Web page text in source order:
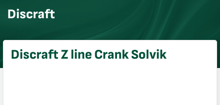
Discraft
Discraft Z line Crank Solvik
sulje
sulje